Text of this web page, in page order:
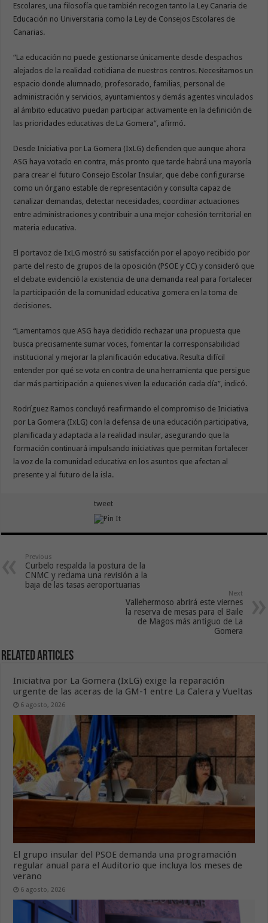
Escolares, una filosofía que también recogen tanto la Ley Canaria de
Educación no Universitaria como la Ley de Consejos Escolares de
Canarias.
“La educación no puede gestionarse únicamente desde despachos
alejados de la realidad cotidiana de nuestros centros. Necesitamos un
espacio donde alumnado, profesorado, familias, personal de
administración y servicios, ayuntamientos y demás agentes vinculados
al ámbito educativo puedan participar activamente en la definición de
las prioridades educativas de La Gomera”, afirmó.
Desde Iniciativa por La Gomera (IxLG) defienden que aunque ahora
ASG haya votado en contra, más pronto que tarde habrá una mayoría
para crear el futuro Consejo Escolar Insular, que debe configurarse
como un órgano estable de representación y consulta capaz de
canalizar demandas, detectar necesidades, coordinar actuaciones
entre administraciones y contribuir a una mejor cohesión territorial en
materia educativa.
El portavoz de IxLG mostró su satisfacción por el apoyo recibido por
parte del resto de grupos de la oposición (PSOE y CC) y consideró que
el debate evidenció la existencia de una demanda real para fortalecer
la participación de la comunidad educativa gomera en la toma de
decisiones.
“Lamentamos que ASG haya decidido rechazar una propuesta que
busca precisamente sumar voces, fomentar la corresponsabilidad
institucional y mejorar la planificación educativa. Resulta difícil
entender por qué se vota en contra de una herramienta que persigue
dar más participación a quienes viven la educación cada día”, indicó.
Rodríguez Ramos concluyó reafirmando el compromiso de Iniciativa
por La Gomera (IxLG) con la defensa de una educación participativa,
planificada y adaptada a la realidad insular, asegurando que la
formación continuará impulsando iniciativas que permitan fortalecer
la voz de la comunidad educativa en los asuntos que afectan al
presente y al futuro de la isla.
tweet
Previous
Curbelo respalda la postura de la
CNMC y reclama una revisión a la
baja de las tasas aeroportuarias
Next
Vallehermoso abrirá este viernes
la reserva de mesas para el Baile
de Magos más antiguo de La
Gomera
Related Articles
Iniciativa por La Gomera (IxLG) exige la reparación
urgente de las aceras de la GM-1 entre La Calera y Vueltas
6 agosto, 2026
El grupo insular del PSOE demanda una programación
regular anual para el Auditorio que incluya los meses de
verano
6 agosto, 2026